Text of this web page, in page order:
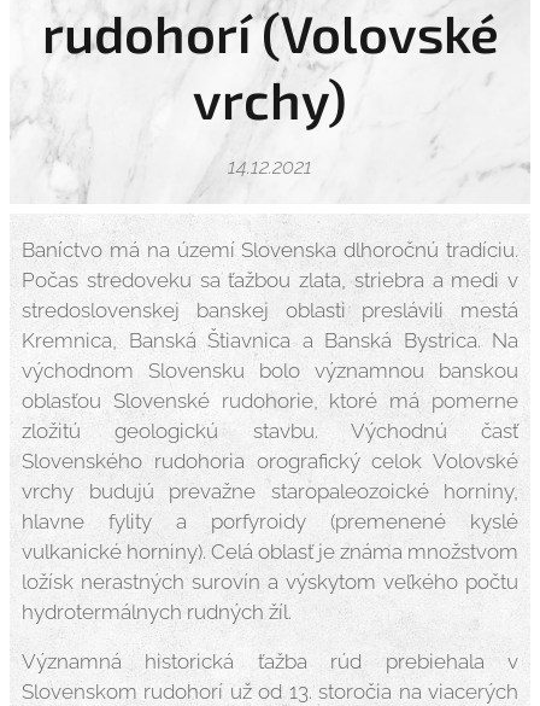
rudohorí (Volovské
vrchy)
14.12.2021
Baníctvo má na území Slovenska dlhoročnú tradíciu.
Počas stredoveku sa ťažbou zlata, striebra a medi v
stredoslovenskej banskej oblasti preslávili mestá
Kremnica, Banská Štiavnica a Banská Bystrica. Na
východnom Slovensku bolo významnou banskou
oblasťou Slovenské rudohorie, ktoré má pomerne
zložitú geologickú stavbu. Východnú časť
Slovenského rudohoria orografický celok Volovské
vrchy budujú prevažne staropaleozoické horniny,
hlavne fylity a porfyroidy (premenené kyslé
vulkanické horniny). Celá oblasť je známa množstvom
ložísk nerastných surovín a výskytom veľkého počtu
hydrotermálnych rudných žíl.
Významná historická ťažba rúd prebiehala v
Slovenskom rudohorí už od 13. storočia na viacerých